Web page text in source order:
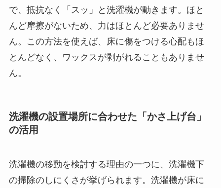
で、抵抗なく「スッ」と洗濯機が動きます。ほと
んど摩擦がないため、力はほとんど必要ありませ
ん。この方法を使えば、床に傷をつける心配もほ
とんどなく、ワックスが剥がれることもありませ
ん。
洗濯機の設置場所に合わせた「かさ上げ台」
の活用
洗濯機の移動を検討する理由の一つに、洗濯機下
の掃除のしにくさが挙げられます。洗濯機が床に